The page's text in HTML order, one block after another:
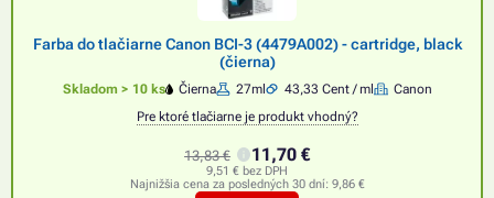
Farba do tlačiarne Canon BCI-3 (4479A002) - cartridge, black
(čierna)
Skladom > 10 ks Čierna 27ml 43,33 Cent / ml
Canon
Pre ktoré tlačiarne je produkt vhodný?
13,83 € 11,70 €
9,51 € bez DPH
Najnižšia cena za posledných 30 dní: 9,86 €